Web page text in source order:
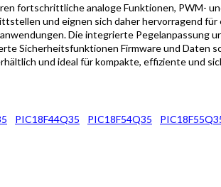
fortschrittliche analoge Funktionen, PWM-
und eignen sich daher hervorragend für
Die integrierte Pegelanpassung
Sicherheitsfunktionen Firmware und Daten
und ideal für kompakte, effiziente und
PIC18F44Q35 PIC18F54Q35